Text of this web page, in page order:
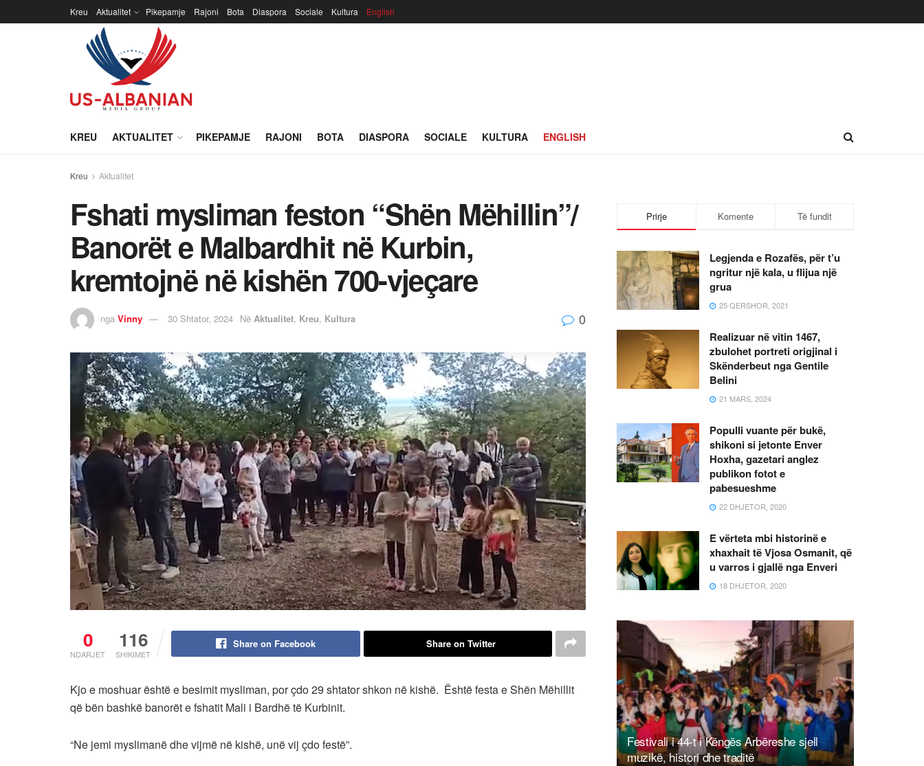
Kreu Aktualitet Pikepamje Rajoni Bota Diaspora Sociale Kultura English
KREU AKTUALITET PIKEPAMJE RAJONI BOTA DIASPORA SOCIALE KULTURA ENGLISH
Kreu Aktualitet
Fshati mysliman feston “Shën Mëhillin”/
Banorët e Malbardhit në Kurbin,
kremtojnë në kishën 700-vjeçare
nga Vinny 30 Shtator, 2024 Në Aktualitet, Kreu, Kultura 0
0
NDARJET
116
SHIKIMET
Share on Facebook Share on Twitter
Kjo e moshuar është e besimit mysliman, por çdo 29 shtator shkon në kishë. Është festa e Shën Mëhillit
që bën bashkë banorët e fshatit Mali i Bardhë të Kurbinit.
“Ne jemi myslimanë dhe vijmë në kishë, unë vij çdo festë”.
Prirje Komente Të fundit
Legjenda e Rozafës, për t’u
ngritur një kala, u flijua një
grua
25 QERSHOR, 2021
Realizuar në vitin 1467,
zbulohet portreti origjinal i
Skënderbeut nga Gentile
Belini
21 MARS, 2024
Populli vuante për bukë,
shikoni si jetonte Enver
Hoxha, gazetari anglez
publikon fotot e
pabesueshme
22 DHJETOR, 2020
E vërteta mbi historinë e
xhaxhait të Vjosa Osmanit, që
u varros i gjallë nga Enveri
18 DHJETOR, 2020
Festivali i 44-t i Këngës Arbëreshe sjell
muzikë, histori dhe traditë